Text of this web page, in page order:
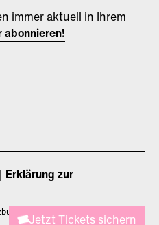
immer aktuell in Ihrem
abonnieren!
Erklärung zur
Jetzt Tickets sichern